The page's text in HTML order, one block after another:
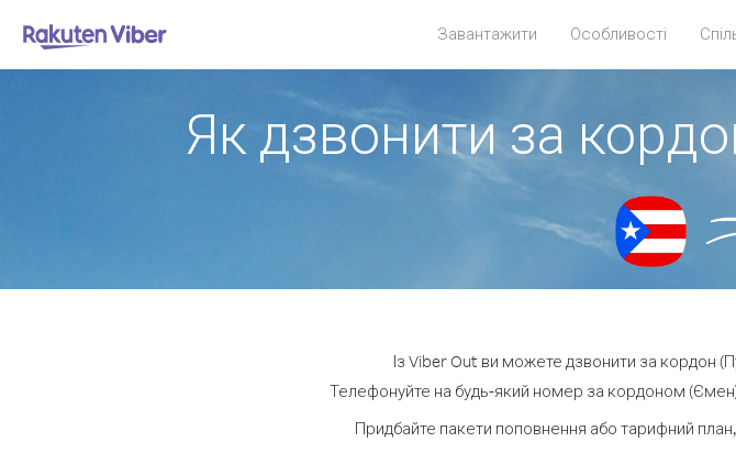
Завантажити Особливості
Як дзвонити за
Із Viber Out ви можете дзвонити за кордон
Телефонуйте на будь-який номер за кордоном
Придбайте пакети поповнення або тарифний